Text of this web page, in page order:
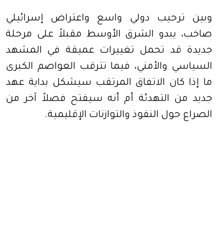
وبين ترحيب دولي واسع واعتراض إسرائيلي
صاخب، يبدو الشرق الأوسط مقبلاً على مرحلة
جديدة قد تحمل تغييرات عميقة في المشهد
السياسي والأمني، فيما تترقب العواصم الكبرى
ما إذا كان الاتفاق المرتقب سيشكل بداية عهد
جديد من التهدئة أم أنه سيفتح فصلاً آخر من
الصراع حول النفوذ والتوازنات الإقليمية.